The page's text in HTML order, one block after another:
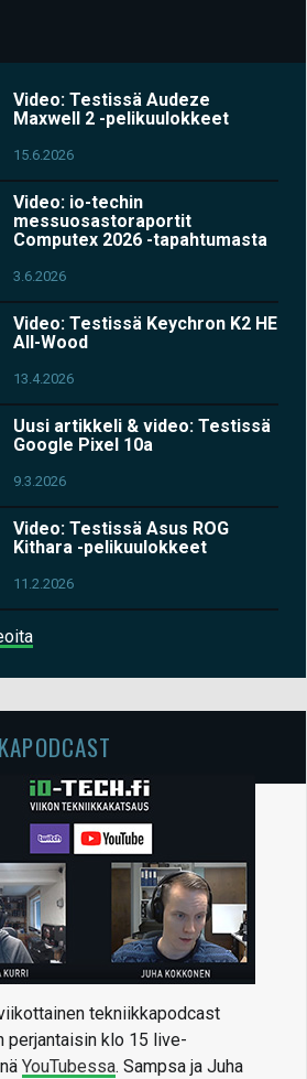
Video: Testissä Audeze
Maxwell 2 -pelikuulokkeet
15.6.2026
Video: io-techin
messuosastoraportit
Computex 2026 -tapahtumasta
3.6.2026
Video: Testissä Keychron K2 HE
All-Wood
13.4.2026
Uusi artikkeli & video: Testissä
Google Pixel 10a
9.3.2026
Video: Testissä Asus ROG
Kithara -pelikuulokkeet
11.2.2026
tekniikkapodcast
perjantaisin klo 15 live-
YouTubessa. Sampsa ja Juha